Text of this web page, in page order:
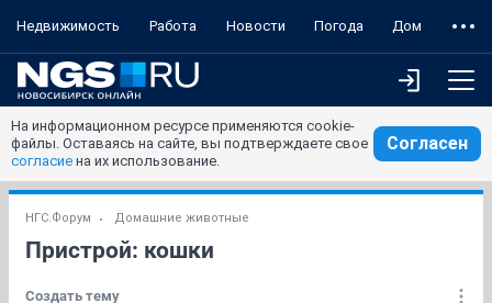
Недвижимость Работа Новости Погода Дом
На информационном ресурсе применяются cookie-
файлы. Оставаясь на сайте, вы подтверждаете свое
согласие на их использование.
Согласен
НГС.Форум Домашние животные
Пристрой: кошки
Создать тему